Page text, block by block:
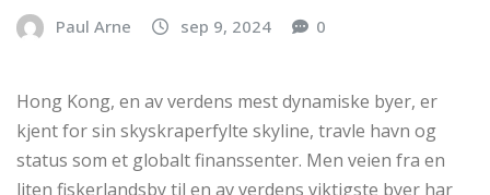
Paul Arne sep 9, 2024 0
Hong Kong, en av verdens mest dynamiske byer, er
kjent for sin skyskraperfylte skyline, travle havn og
status som et globalt finanssenter. Men veien fra en
liten fiskerlandsby til en av verdens viktigste byer har